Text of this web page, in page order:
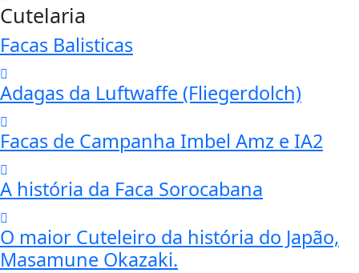
Cutelaria
Facas Balisticas
Adagas da Luftwaffe (Fliegerdolch)
Facas de Campanha Imbel Amz e IA2
A história da Faca Sorocabana
O maior Cuteleiro da história do Japão,
Masamune Okazaki.